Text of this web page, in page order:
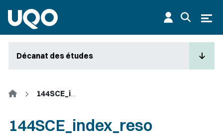
Décanat des études
Accueil 144SCE_index_reso
144SCE_index_reso